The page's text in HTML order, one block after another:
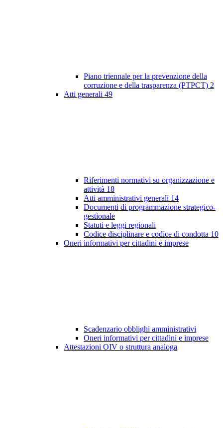
Piano triennale per la prevenzione della
corruzione e della trasparenza (PTPCT) 2
Atti generali 49
Riferimenti normativi su organizzazione e
attività 18
Atti amministrativi generali 14
Documenti di programmazione strategico-
gestionale
Statuti e leggi regionali
Codice disciplinare e codice di condotta 10
Oneri informativi per cittadini e imprese
Scadenzario obblighi amministrativi
Oneri informativi per cittadini e imprese
Attestazioni OIV o struttura analoga